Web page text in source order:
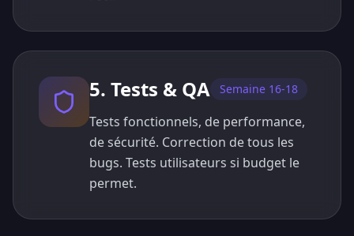
5. Tests & QA Semaine 16-18
Tests fonctionnels, de performance,
de sécurité. Correction de tous les
bugs. Tests utilisateurs si budget le
permet.